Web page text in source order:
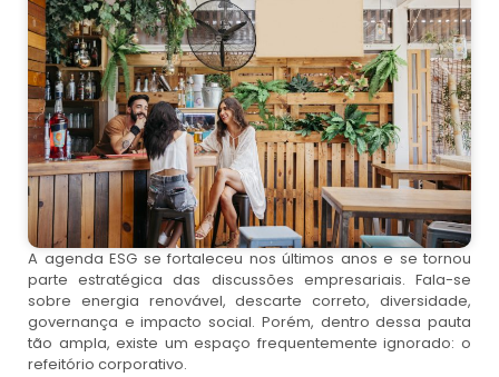
A agenda ESG se fortaleceu nos últimos anos e se tornou
parte estratégica das discussões empresariais. Fala-se
sobre energia renovável, descarte correto, diversidade,
governança e impacto social. Porém, dentro dessa pauta
tão ampla, existe um espaço frequentemente ignorado: o
refeitório corporativo.